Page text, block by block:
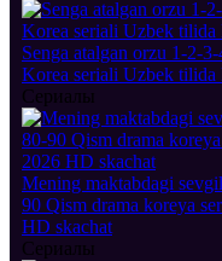
Senga atalgan orzu 1-2-
Korea seriali Uzbek tilida
Сериалы
Mening maktabdagi
90 Qism drama koreya
HD skachat
Сериалы